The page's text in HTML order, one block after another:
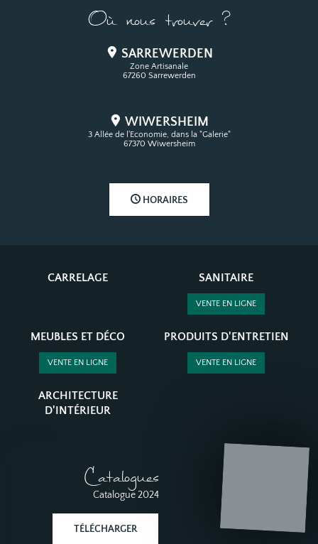
Où nous trouver ?
SARREWERDEN
Zone Artisanale
67260 Sarrewerden
WIWERSHEIM
3 Allée de l'Economie, dans la "Galerie"
67370 Wiwersheim
HORAIRES
CARRELAGE SANITAIRE
VENTE EN LIGNE
MEUBLES ET DÉCO
VENTE EN LIGNE
PRODUITS D'ENTRETIEN
VENTE EN LIGNE
ARCHITECTURE
D'INTÉRIEUR
Catalogues
Catalogue 2024
TÉLÉCHARGER